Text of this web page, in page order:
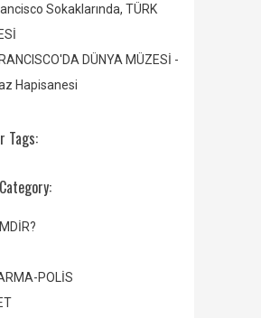
Sokaklarında, TÜRK
DÜNYA MÜZESİ -
Hapisanesi
Tags:
POLİS